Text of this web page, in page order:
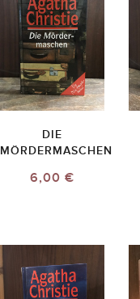
DIE
MÖRDERMASCHEN
6,00 €